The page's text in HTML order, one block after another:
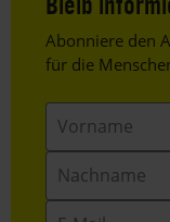
Header
Text
Abonniere den
für die